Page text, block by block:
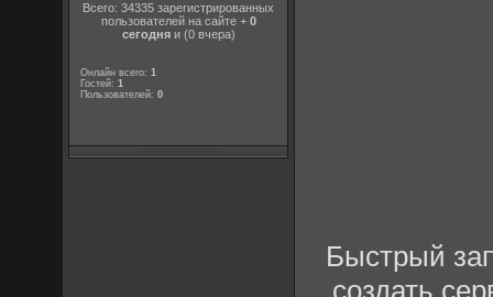
Всего: 34335 зарегистрированных
пользователей на сайте + 0
сегодняи (0 вчера)
Онлайн всего:1
Гостей:1
Пользователей:0
Быстрый